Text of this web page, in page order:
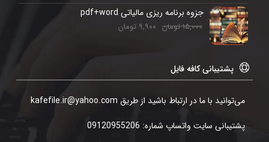
جزوه برنامه ریزی مالیاتی pdf+word
۱۵,۰۰۰تومان ۹,۹۰۰ تومان
پشتیبانی کافه فایل
می‌توانید با ما در ارتباط باشید از طریق kafefile.ir@yahoo.com
پشتیبانی سایت واتساپ شماره: 09120955206